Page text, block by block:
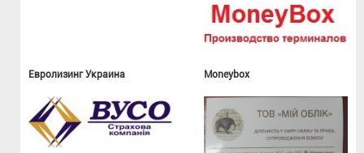
Евролизинг Украина Moneybox